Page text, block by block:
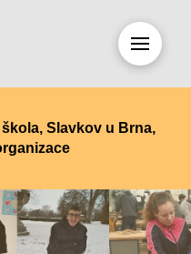
Slavkov u Brna,